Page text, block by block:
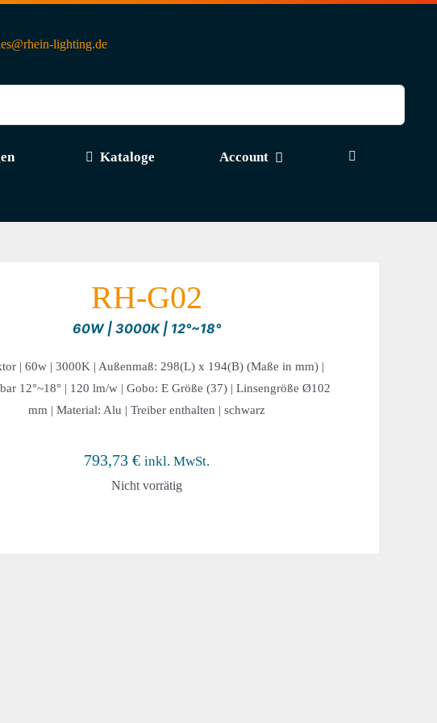
lighting.de
Kataloge Account
RH-G02
60W | 3000K | 12°~18°
| 60w | 3000K | Außenmaß: 298(L) x 194(B) (Maße in mm) |
12°~18° | 120 lm/w | Gobo: E Größe (37) | Linsengröße Ø102
mm | Material: Alu | Treiber enthalten | schwarz
793,73 € inkl. MwSt.
Nicht vorrätig